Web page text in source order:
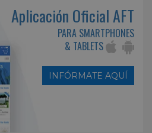
Aplicación Oficial AFT
PARA SMARTPHONES
& TABLETS
INFÓRMATE AQUÍ